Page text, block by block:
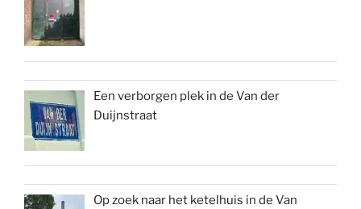
Een verborgen plek in de Van der
Duijnstraat
Op zoek naar het ketelhuis in de Van